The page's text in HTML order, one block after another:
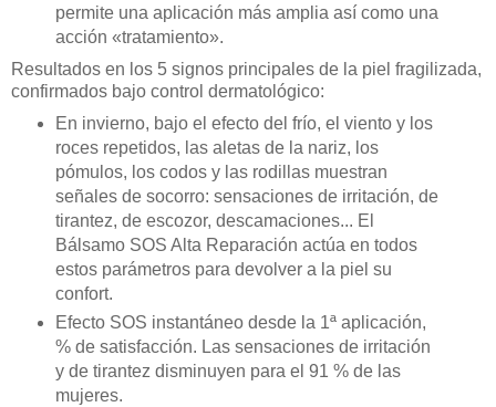
permite una aplicación más amplia así como una
acción «tratamiento».
Resultados en los 5 signos principales de la piel fragilizada,
confirmados bajo control dermatológico:
En invierno, bajo el efecto del frío, el viento y los
roces repetidos, las aletas de la nariz, los
pómulos, los codos y las rodillas muestran
señales de socorro: sensaciones de irritación, de
tirantez, de escozor, descamaciones... El
Bálsamo SOS Alta Reparación actúa en todos
estos parámetros para devolver a la piel su
confort.
Efecto SOS instantáneo desde la 1ª aplicación,
% de satisfacción. Las sensaciones de irritación
y de tirantez disminuyen para el 91 % de las
mujeres.